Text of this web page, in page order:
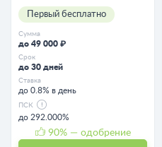
Первый бесплатно
Сумма
до 49 000 ₽
Срок
до 30 дней
Ставка
до 0.8% в день
ПСК
до 292.000%
90% — одобрение